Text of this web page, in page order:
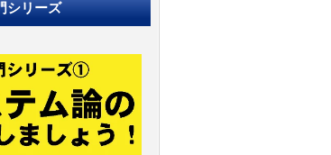
シリーズ